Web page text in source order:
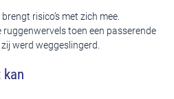
risico’s met zich mee.
ruggenwervels toen een passerende
werd weggeslingerd.
kan